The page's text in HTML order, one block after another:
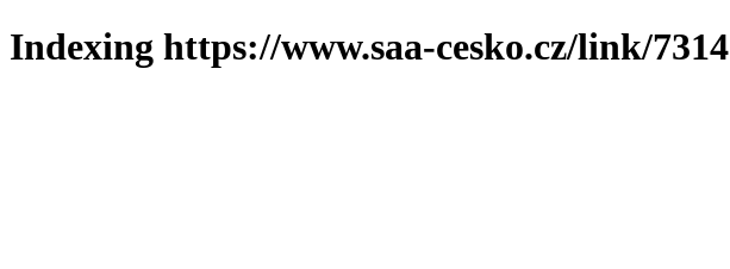
Indexing https://www.saa-cesko.cz/link/7314